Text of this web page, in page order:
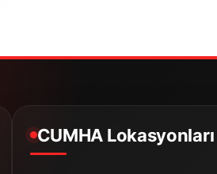
CUMHA Lokasyonları